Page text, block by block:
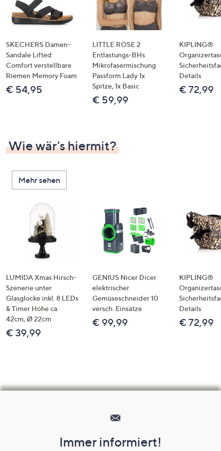
SKECHERS Damen-
Sandale Lifted
Comfort verstellbare
Riemen Memory Foam
€ 54,95
LITTLE ROSE 2
Entlastungs-BHs
Mikrofasermischung
Passform Lady 1x
Spitze, 1x Basic
€ 59,99
KIPLING®
Details
€ 72,99
Wie wär's hiermit?
Mehr sehen
LUMIDA Xmas Hirsch-
Szenerie unter
Glasglocke inkl. 8 LEDs
& Timer Höhe ca.
42cm, Ø 22cm
€ 39,99
GENIUS Nicer Dicer
elektrischer
Gemüseschneider 10
versch. Einsätze
€ 99,99
KIPLING®
Details
€ 72,99
Unternehmensinformationen
Immer informiert!